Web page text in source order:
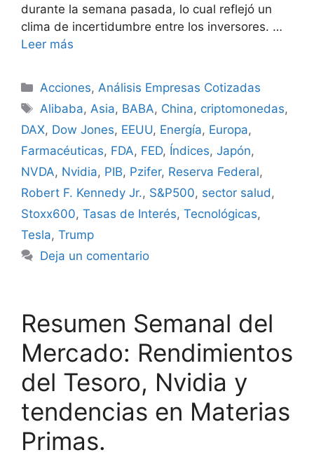
durante la semana pasada, lo cual reflejó un
clima de incertidumbre entre los inversores. …
Leer más
Categorías
Acciones,Análisis Empresas Cotizadas
Etiquetas
Alibaba,Asia, BABA, China, criptomonedas,
DAX, Dow Jones, EEUU, Energía, Europa,
Farmacéuticas, FDA, FED, Índices, Japón,
NVDA, Nvidia, PIB, Pzifer, Reserva Federal,
Robert F. Kennedy Jr., S&P500, sector salud,
Stoxx600, Tasas de Interés, Tecnológicas,
Tesla, Trump
Deja un comentario
Resumen Semanal del
Mercado: Rendimientos
del Tesoro, Nvidia y
tendencias en Materias
Primas.